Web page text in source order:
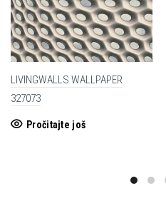
LIVINGWALLS WALLPAPER
327073
Pročitajte još